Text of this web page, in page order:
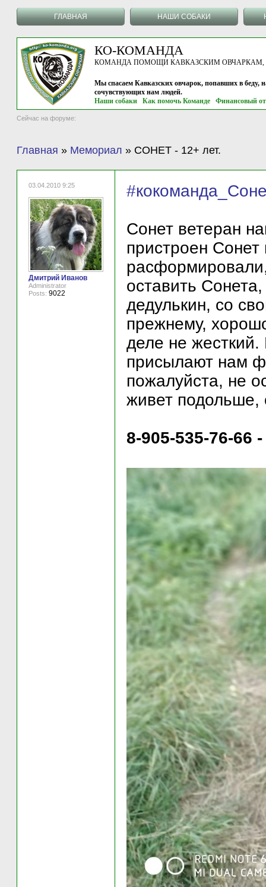
ГЛАВНАЯ НАШИ СОБАКИ
КО-КОМАНДА
КОМАНДА ПОМОЩИ КАВКАЗСКИМ ОВЧАРКАМ, г.
Мы спасаем Кавказских овчарок, попавших в беду,
сочувствующих нам людей.
Наши собаки
Как помочь Команде Финансовый
Сейчас на форуме:
Главная » Мемориал » СОНЕТ - 12+ лет.
03.04.2010 9:25
Дмитрий Иванов
Administrator
Posts: 9022
Сонет ветеран
пристроен
оставить
дедулькин, со
прежнему,
деле не
присылают нам
пожалуйста, не
живет подольше,
8-905-535-76-66